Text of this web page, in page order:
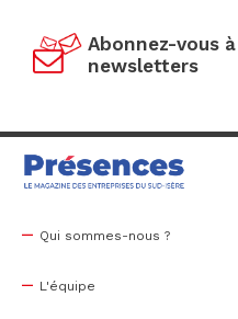
Abonnez-vous
newsletters
Qui sommes-nous ?
L'équipe